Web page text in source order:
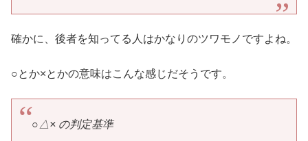
確かに、後者を知ってる人はかなりのツワモノですよね。
○とか×とかの意味はこんな感じだそうです。
○△× の判定基準